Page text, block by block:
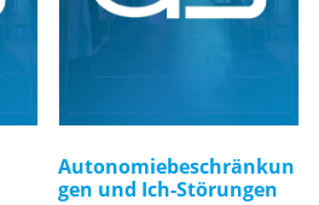
Autonomiebeschränkun
gen und Ich-Störungen